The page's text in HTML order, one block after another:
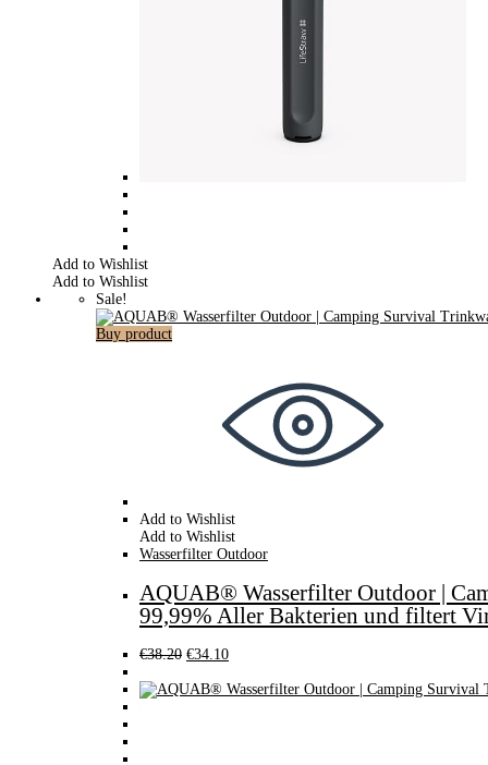
Add to Wishlist
Add to Wishlist
Sale!
Buy product
Add to Wishlist
Add to Wishlist
Wasserfilter Outdoor
AQUAB® Wasserfilter Outdoor |
99,99% Aller Bakterien und filtert
€38.20 €34.10